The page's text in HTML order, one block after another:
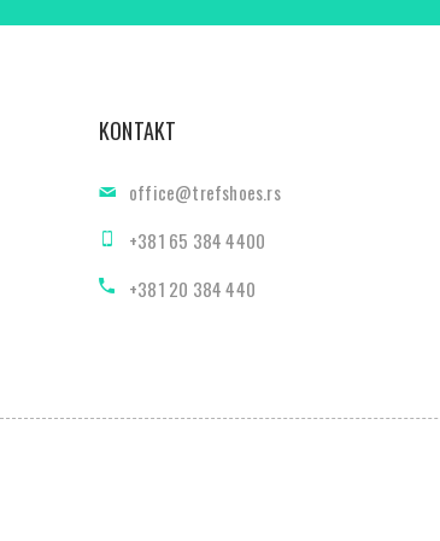
KONTAKT
office@trefshoes.rs
+381 65 384 4400
+381 20 384 440